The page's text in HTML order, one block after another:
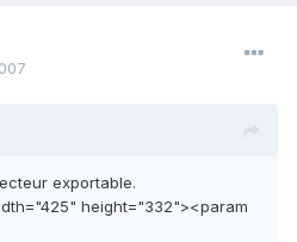
exportable.
height="332"><param